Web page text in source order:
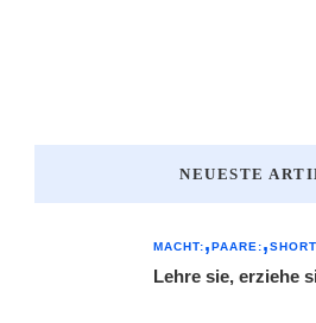
NEUESTE
MACHT: PAARE:
Lehre sie, erziehe